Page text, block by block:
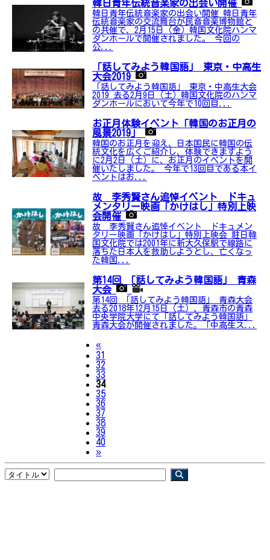
韓日青年伝統音楽家の出会い開催
韓日青年伝統音楽家の出会い開催 韓日青年
伝統音楽家の交流舞台が民音音楽博物館と
の共催で、2月15日（金）韓国文化院ハンマ
ダンホールで開催されました。 今回の
公...
「話してみよう韓国語」 東京・中高生
大会2019
「話してみよう韓国語」 東京・中高生大会
2019 去る2月9日（土）韓国文化院のハンマ
ダンホールにおいて今年で10回目...
お正月体験イベント「韓国のお正月の
風景2019」
韓国のお正月を迎え、日本国民に韓国の伝
統文化を広くご紹介し、体験できますよう
に2月2日（土）に、お正月のイベントを開
催いたしました。 今年で13回目である本イ
ベントはお...
故 李秀賢さん追悼イベント ドキュ
メンタリー映画「かけはし」特別上映
会開催
故 李秀賢さん追悼イベント ドキュメン
タリー映画「かけはし」特別上映会 駐日韓
国文化院では2001年に新大久保駅で線路に
落ちた日本人を救助しようとし、亡くなっ
た韓国...
第14回 「話してみよう韓国語」 青森
大会
第14回 「話してみよう韓国語」 青森大会
去る2018年12月15日（土）、青森市の青森
中央学院大学にて「話してみよう韓国語」
青森大会が開催されました。「中高生ス...
«Previous
31
32
33
34
35
36
37
38
39
40
»Next